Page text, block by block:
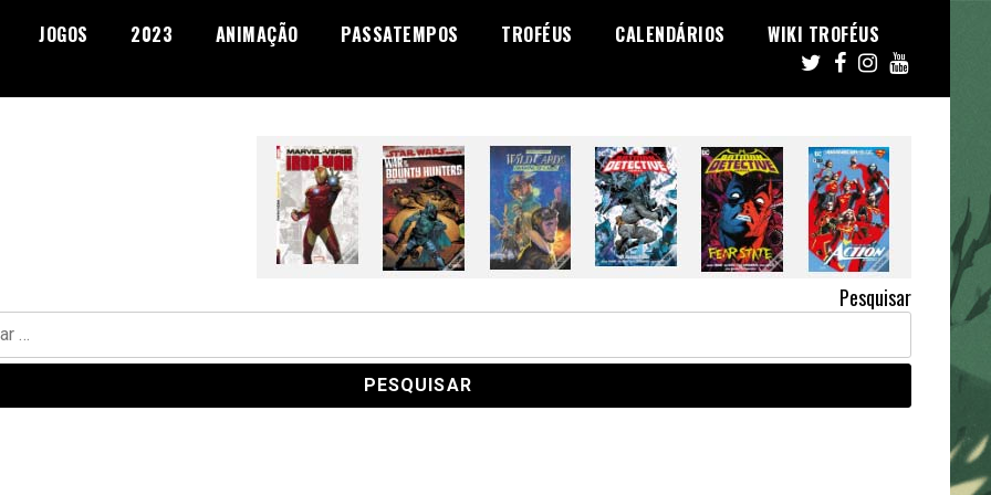
JOGOS 2023 ANIMAÇÃO PASSATEMPOS TROFÉUS CALENDÁRIOS WIKI TROFÉUS
Pesquisar